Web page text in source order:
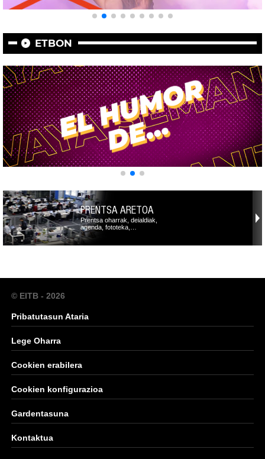
ETBON
PRENTSA ARETOA
Prentsa oharrak, deialdiak,
agenda, fototeka,…
© EITB - 2026
Pribatutasun Ataria
Lege Oharra
Cookien erabilera
Cookien konfigurazioa
Gardentasuna
Kontaktua